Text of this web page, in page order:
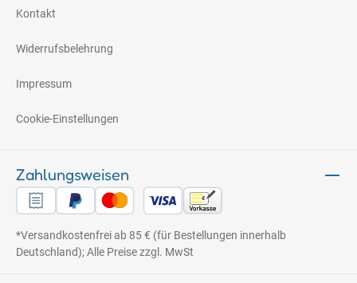
Kontakt
Widerrufsbelehrung
Impressum
Cookie-Einstellungen
Zahlungsweisen
*Versandkostenfrei ab 85 € (für Bestellungen innerhalb
Deutschland); Alle Preise zzgl. MwSt